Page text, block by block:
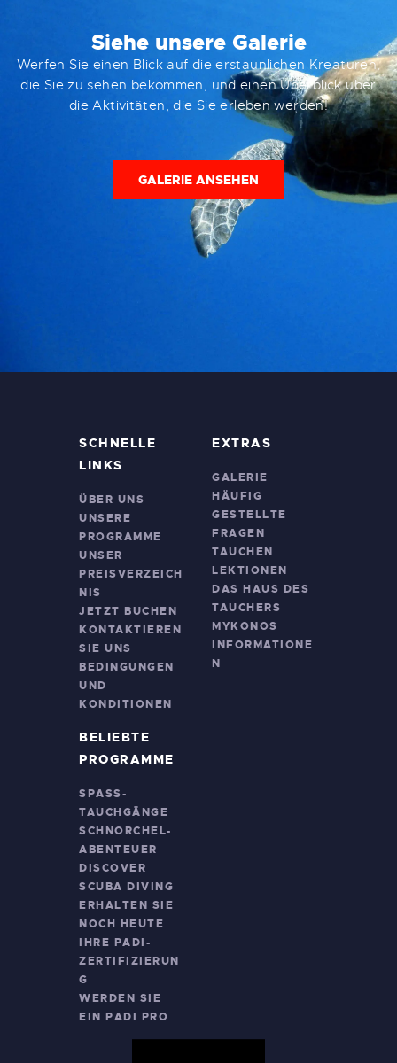
Siehe unsere Galerie
Werfen Sie einen Blick auf die erstaunlichen Kreaturen,
die Sie zu sehen bekommen, und einen Überblick über
die Aktivitäten, die Sie erleben werden!
GALERIE ANSEHEN
SCHNELLE
LINKS
ÜBER UNS
UNSERE
PROGRAMME
UNSER
PREISVERZEICH
NIS
JETZT BUCHEN
KONTAKTIEREN
SIE UNS
BEDINGUNGEN
UND
KONDITIONEN
EXTRAS
GALERIE
HÄUFIG
GESTELLTE
FRAGEN
TAUCHEN
LEKTIONEN
DAS HAUS DES
TAUCHERS
MYKONOS
INFORMATIONE
N
BELIEBTE
PROGRAMME
SPASS-T
AUCHGÄNGE
SCHNORCHEL-
ABENTEUER
DISCOVER
SCUBA DIVING
ERHALTEN SIE
NOCH HEUTE
IHRE PADI-
ZERTIFIZIERUN
G
WERDEN SIE
EIN PADI PRO